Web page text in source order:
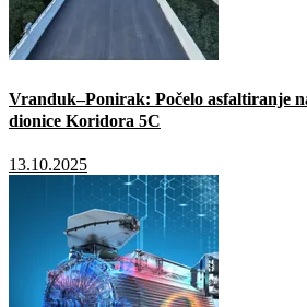
Vranduk–Ponirak: Počelo asfaltiranje
dionice Koridora 5C
13.10.2025